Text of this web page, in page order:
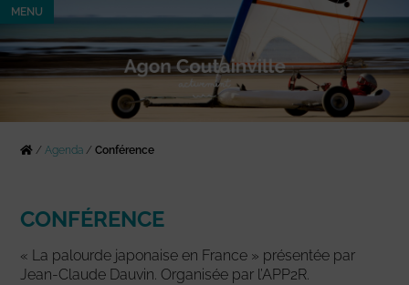
MENU
/Agenda /Conférence
CONFÉRENCE
« La palourde japonaise en France » présentée par
Jean-Claude Dauvin. Organisée par l’APP2R.